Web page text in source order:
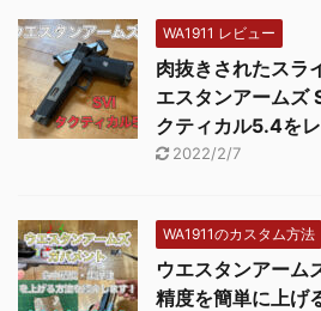
WA1911 レビュー
肉抜きされたスラ
エスタンアームズ
クティカル5.4を
2022/2/7
WA1911のカスタム方法
ウエスタンアーム
精度を簡単に上げ